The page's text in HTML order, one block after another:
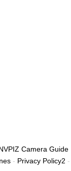
Camera Guide
- Privacy Policy2 -